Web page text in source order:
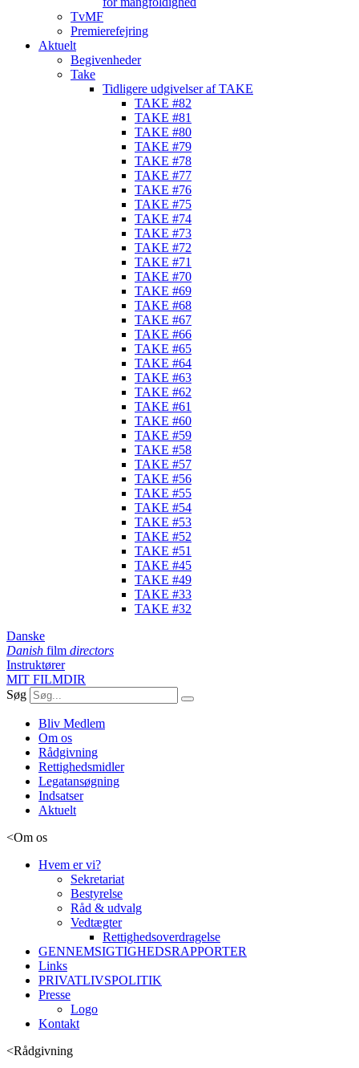
TvMF
Premierefejring
Aktuelt
Begivenheder
Take
Tidligere udgivelser af TAKE
TAKE #82
TAKE #81
TAKE #80
TAKE #79
TAKE #78
TAKE #77
TAKE #76
TAKE #75
TAKE #74
TAKE #73
TAKE #72
TAKE #71
TAKE #70
TAKE #69
TAKE #68
TAKE #67
TAKE #66
TAKE #65
TAKE #64
TAKE #63
TAKE #62
TAKE #61
TAKE #60
TAKE #59
TAKE #58
TAKE #57
TAKE #56
TAKE #55
TAKE #54
TAKE #53
TAKE #52
TAKE #51
TAKE #45
TAKE #49
TAKE #33
TAKE #32
Danske
Danish film directors
Instruktører
MIT FILMDIR
Søg
Bliv Medlem
Om os
Rådgivning
Rettighedsmidler
Legatansøgning
Indsatser
Aktuelt
<Om os
Hvem er vi?
Sekretariat
Bestyrelse
Råd & udvalg
Vedtægter
Rettighedsoverdragelse
GENNEMSIGTIGHEDSRAPPORTER
Links
PRIVATLIVSPOLITIK
Presse
Logo
Kontakt
<Rådgivning